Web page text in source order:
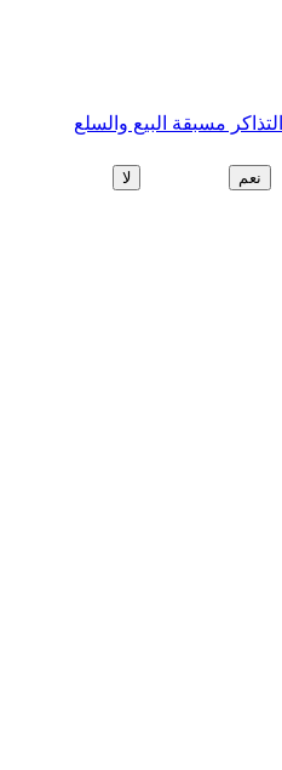
مسبقة البيع والسلع
نعم لا